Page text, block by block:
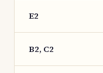
E2
B2, C2